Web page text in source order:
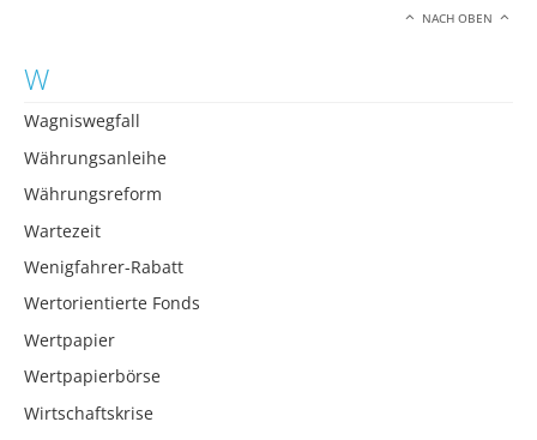
NACH OBEN
W
Wagniswegfall
Währungsanleihe
Währungsreform
Wartezeit
Wenigfahrer-Rabatt
Wertorientierte Fonds
Wertpapier
Wertpapierbörse
Wirtschaftskrise